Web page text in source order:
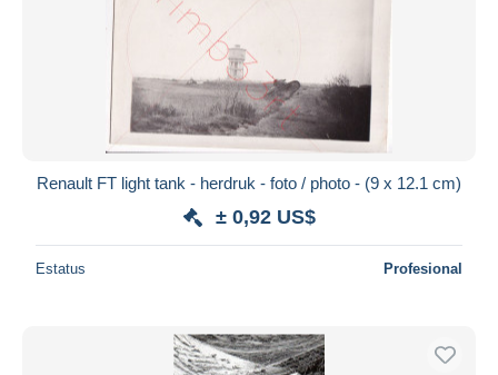
Renault FT light tank - herdruk - foto / photo - (9 x 12.1 cm)
± 0,92 US$
Estatus Profesional